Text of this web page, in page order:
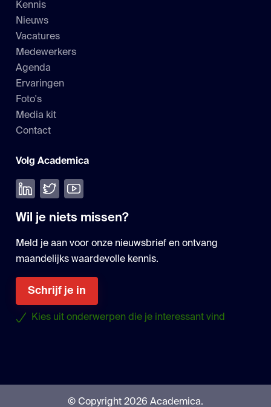
Kennis
Nieuws
Vacatures
Medewerkers
Agenda
Ervaringen
Foto's
Media kit
Contact
Volg Academica
Volg ons op LinkedIn
Volg ons op Twitter
Bekijk onze YouTube
Wil je niets missen?
Meld je aan voor onze nieuwsbrief en ontvang
maandelijks waardevolle kennis.
Schrijf je in
Kies uit onderwerpen die je interessant vind
© Copyright 2026 Academica.